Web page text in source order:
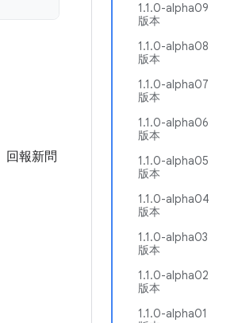
1.1.0-alpha09
版本
1.1.0-alpha08
版本
1.1.0-alpha07
版本
1.1.0-alpha06
版本
1.1.0-alpha05
版本
1.1.0-alpha04
版本
1.1.0-alpha03
版本
1.1.0-alpha02
版本
1.1.0-alpha01
回報新問